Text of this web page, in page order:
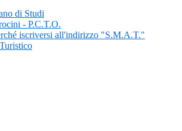
di Studi
- P.C.T.O.
iscriversi all'indirizzo "S.M.A.T."